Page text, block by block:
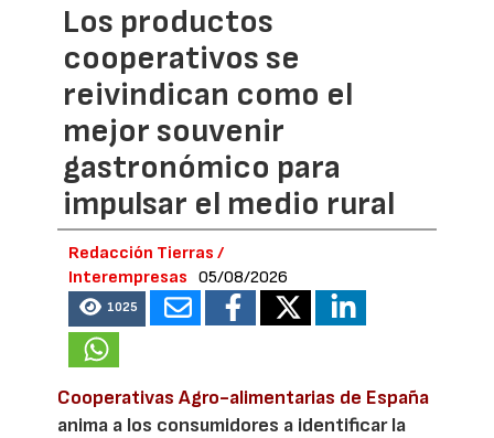
Los productos
cooperativos se
reivindican como el
mejor souvenir
gastronómico para
impulsar el medio rural
Redacción Tierras /
Interempresas
05/08/2026
1025
Cooperativas Agro-alimentarias de España
anima a los consumidores a identificar la